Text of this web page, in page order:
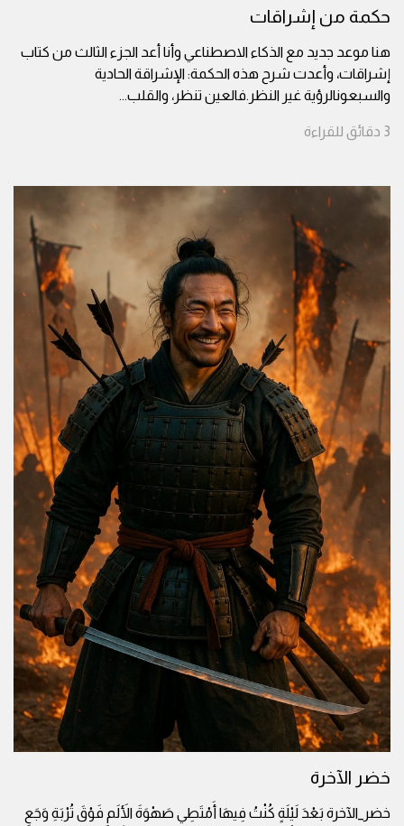
حكمة من إشراقات
هنا موعد جديد مع الذكاء الاصطناعي وأنا أعد الجزء الثالث من كتاب
إشراقات، وأعدت شرح هذه الحكمة: الإشراقة الحادية
والسبعونالرؤية غير النظر.فالعين تنظر، والقلب...
3 دقائق للقراءة
خضر الآخرة
خضر_الآخرة بَعْدَ لَيْلَةٍ كُنْتُ فِيهَا أَمْتَطِي صَهْوَةَ الأَلَمِ فَوْقَ تُرْبَةِ وَجَعٍ